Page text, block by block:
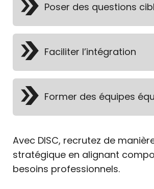
Poser des questions
Faciliter l’intégration
Former des équipes
Avec DISC, recrutez de
stratégique en alignant
besoins professionnels.